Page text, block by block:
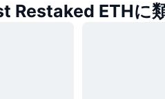
Restaked ETHに